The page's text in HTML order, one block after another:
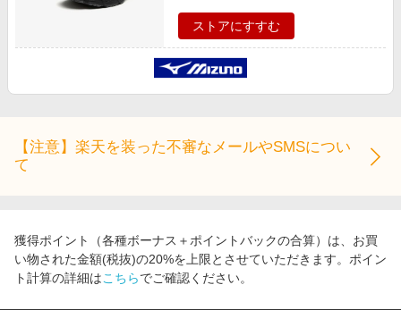
ペット・花・DIY・車
金融・マネー・保険
ビジネス・その他サービス
とことん買い物チャレンジ
Apple公式サイト×楽天カード分割払い
ストアにすすむ
【注意】楽天を装った不審なメールやSMSについ
て
獲得ポイント（各種ボーナス＋ポイントバックの合算）は、お買
い物された金額(税抜)の20%を上限とさせていただきます。ポイン
ト計算の詳細はこちらでご確認ください。